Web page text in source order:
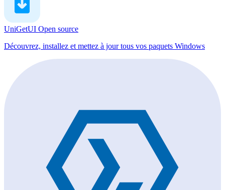
UniGetUI Open source
Découvrez, installez et mettez à jour tous vos paquets Windows